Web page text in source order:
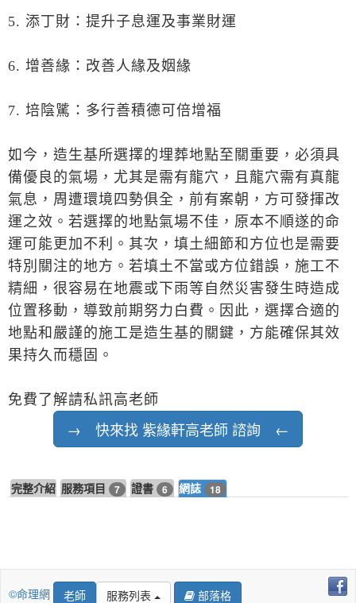
5. 添丁財：提升子息運及事業財運
6. 增善緣：改善人緣及姻緣
7. 培陰騭：多行善積德可倍增福
如今，造生基所選擇的埋葬地點至關重要，必須具
備優良的氣場，尤其是需有龍穴，且龍穴需有真龍
氣息，周遭環境四勢俱全，前有案朝，方可發揮改
運之效。若選擇的地點氣場不佳，原本不順遂的命
運可能更加不利。其次，填土細節和方位也是需要
特別關注的地方。若填土不當或方位錯誤，施工不
精細，很容易在地震或下雨等自然災害發生時造成
位置移動，導致前期努力白費。因此，選擇合適的
地點和嚴謹的施工是造生基的關鍵，方能確保其效
果持久而穩固。
免費了解請私訊高老師
→ 快來找 紫緣軒高老師 諮詢 ←
完整介紹 服務項目 7 證書 6 網誌 18
©命理網 老師 服務列表 部落格